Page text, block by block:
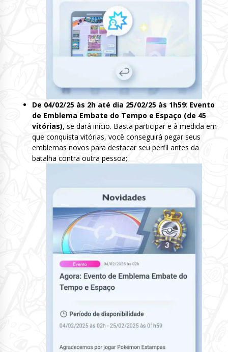
De 04/02/25 às 2h até dia 25/02/25 às 1h59: Evento
de Emblema Embate do Tempo e Espaço (de 45
vitórias), se dará início. Basta participar e à medida em
que conquista vitórias, você conseguirá pegar seus
emblemas novos para destacar seu perfil antes da
batalha contra outra pessoa;